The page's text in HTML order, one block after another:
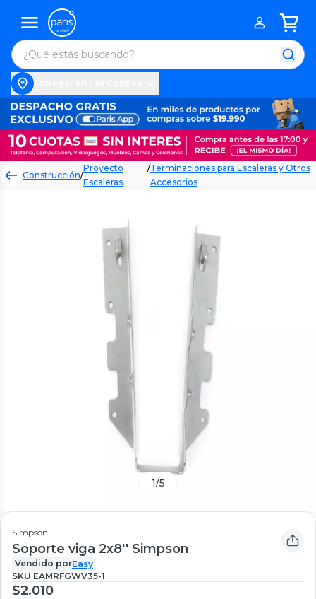
Construcción/
Proyecto
Escaleras
/Terminaciones para Escaleras y Otros
Accesorios
1/5
Simpson
Soporte viga 2x8'' Simpson
Vendido porEasy
SKU EAMRFGWV35-1
$2.010